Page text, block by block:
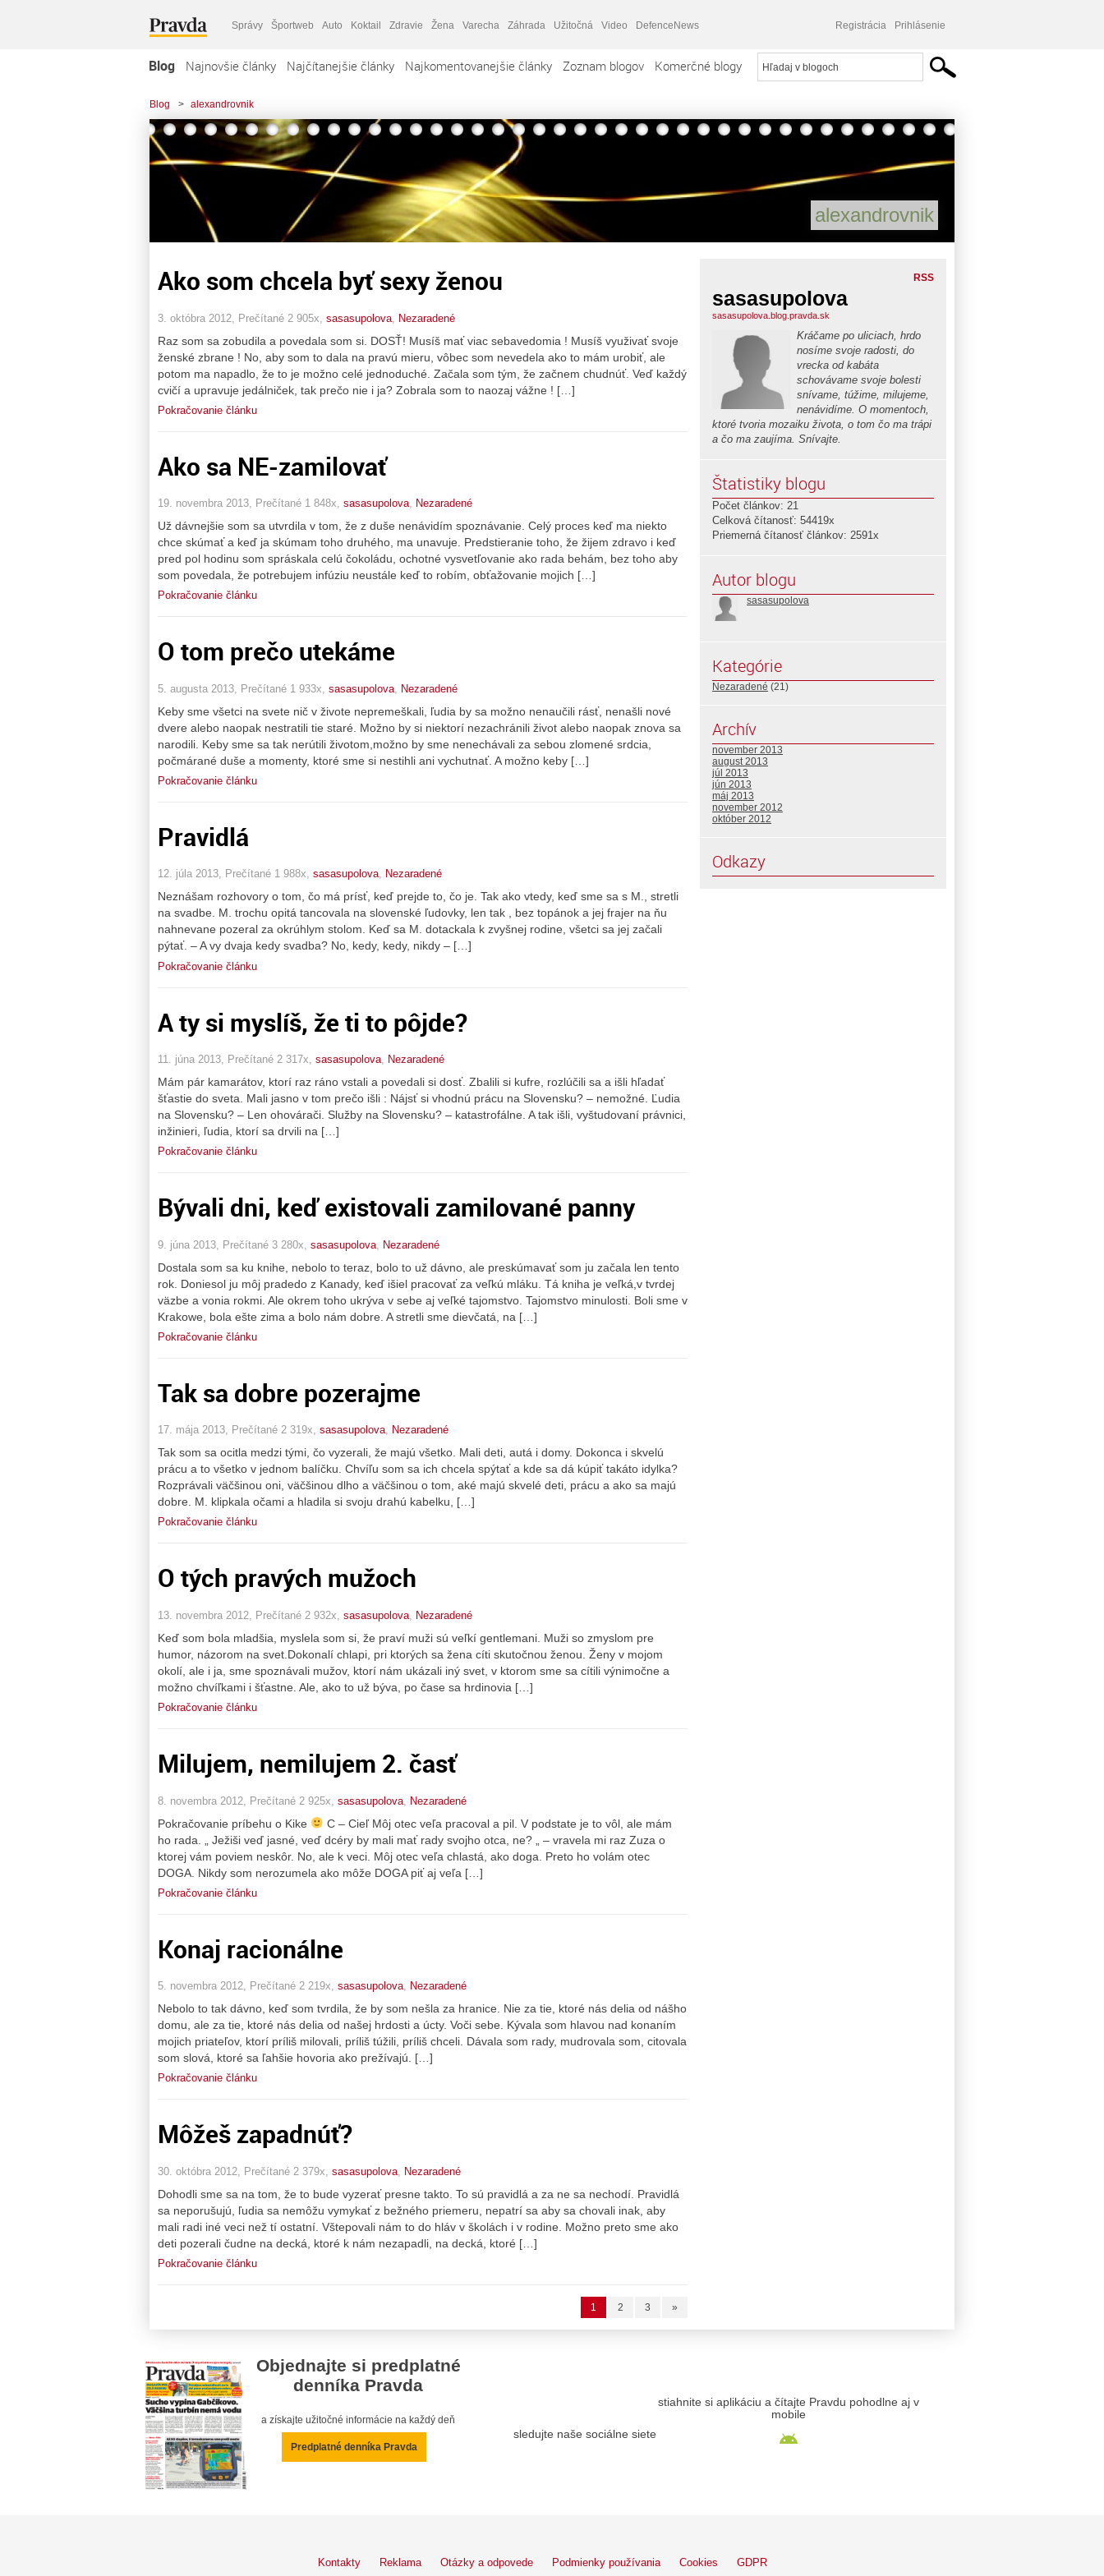
Správy Športweb Auto Koktail Zdravie Žena Varecha Záhrada Užitočná Video DefenceNews Registrácia Prihlásenie
Blog Najnovšie články Najčítanejšie články Najkomentovanejšie články Zoznam blogov Komerčné blogy
Blog > alexandrovnik
alexandrovnik
Ako som chcela byť sexy ženou
3. októbra 2012, Prečítané 2 905x, sasasupolova Nezaradené
Raz som sa zobudila a povedala som si. DOSŤ! Musíš mať viac sebavedomia ! Musíš využivať svoje
ženské zbrane ! No, aby som to dala na pravú mieru, vôbec som nevedela ako to mám urobiť, ale
potom ma napadlo, že to je možno celé jednoduché. Začala som tým, že začnem chudnúť. Veď každý
cvičí a upravuje jedálniček, tak prečo nie i ja? Zobrala som to naozaj vážne ! […]
Pokračovanie článku
Ako sa NE-zamilovať
19. novembra 2013, Prečítané 1 848x, sasasupolova, Nezaradené
Už dávnejšie som sa utvrdila v tom, že z duše nenávidím spoznávanie. Celý proces keď ma niekto
chce skúmať a keď ja skúmam toho druhého, ma unavuje. Predstieranie toho, že žijem zdravo i keď
pred pol hodinu som spráskala celú čokoládu, ochotné vysvetľovanie ako rada behám, bez toho aby
som povedala, že potrebujem infúziu neustále keď to robím, obťažovanie mojich […]
Pokračovanie článku
O tom prečo utekáme
5. augusta 2013, Prečítané 1 933x, sasasupolova Nezaradené
Keby sme všetci na svete nič v živote nepremeškali, ľudia by sa možno nenaučili rásť, nenašli nové
dvere alebo naopak nestratili tie staré. Možno by si niektorí nezachránili život alebo naopak znova sa
narodili. Keby sme sa tak nerútili životom,možno by sme nenechávali za sebou zlomené srdcia,
počmárané duše a momenty, ktoré sme si nestihli ani vychutnať. A možno keby […]
Pokračovanie článku
Pravidlá
12. júla 2013, Prečítané 1 988x, sasasupolova, Nezaradené
Neznášam rozhovory o tom, čo má prísť, keď prejde to, čo je. Tak ako vtedy, keď sme sa s M., stretli
na svadbe. M. trochu opitá tancovala na slovenské ľudovky, len tak , bez topánok a jej frajer na ňu
nahnevane pozeral za okrúhlym stolom. Keď sa M. dotackala k zvyšnej rodine, všetci sa jej začali
pýtať. – A vy dvaja kedy svadba? No, kedy, kedy, nikdy – […]
Pokračovanie článku
A ty si myslíš, že ti to pôjde?
11. júna 2013, Prečítané 2 317x, sasasupolova, Nezaradené
Mám pár kamarátov, ktorí raz ráno vstali a povedali si dosť. Zbalili si kufre, rozlúčili sa a išli hľadať
šťastie do sveta. Mali jasno v tom prečo išli : Nájsť si vhodnú prácu na Slovensku? – nemožné. Ľudia
na Slovensku? – Len ohovárači. Služby na Slovensku? – katastrofálne. A tak išli, vyštudovaní právnici,
inžinieri, ľudia, ktorí sa drvili na […]
Pokračovanie článku
Bývali dni, keď existovali zamilované panny
9. júna 2013, Prečítané 3 280x, sasasupolova Nezaradené
Dostala som sa ku knihe, nebolo to teraz, bolo to už dávno, ale preskúmavať som ju začala len tento
rok. Doniesol ju môj pradedo z Kanady, keď išiel pracovať za veľkú mláku. Tá kniha je veľká,v tvrdej
väzbe a vonia rokmi. Ale okrem toho ukrýva v sebe aj veľké tajomstvo. Tajomstvo minulosti. Boli sme v
Krakowe, bola ešte zima a bolo nám dobre. A stretli sme dievčatá, na […]
Pokračovanie článku
Tak sa dobre pozerajme
17. mája 2013, Prečítané 2 319x, sasasupolova, Nezaradené
Tak som sa ocitla medzi tými, čo vyzerali, že majú všetko. Mali deti, autá i domy. Dokonca i skvelú
prácu a to všetko v jednom balíčku. Chvíľu som sa ich chcela spýtať a kde sa dá kúpiť takáto idylka?
Rozprávali väčšinou oni, väčšinou dlho a väčšinou o tom, aké majú skvelé deti, prácu a ako sa majú
dobre. M. klipkala očami a hladila si svoju drahú kabelku, […]
Pokračovanie článku
O tých pravých mužoch
13. novembra 2012, Prečítané 2 932x, sasasupolova Nezaradené
Keď som bola mladšia, myslela som si, že praví muži sú veľkí gentlemani. Muži so zmyslom pre
humor, názorom na svet.Dokonalí chlapi, pri ktorých sa žena cíti skutočnou ženou. Ženy v mojom
okolí, ale i ja, sme spoznávali mužov, ktorí nám ukázali iný svet, v ktorom sme sa cítili výnimočne a
možno chvíľkami i šťastne. Ale, ako to už býva, po čase sa hrdinovia […]
Pokračovanie článku
Milujem, nemilujem 2. časť
8. novembra 2012, Prečítané 2 925x, sasasupolova Nezaradené
Pokračovanie príbehu o Kike
C – Cieľ Môj otec veľa pracoval a pil. V podstate je to vôl, ale mám
ho rada. „ Ježiši veď jasné, veď dcéry by mali mať rady svojho otca, ne? „ – vravela mi raz Zuza o
ktorej vám poviem neskôr. No, ale k veci. Môj otec veľa chlastá, ako doga. Preto ho volám otec
DOGA. Nikdy som nerozumela ako môže DOGA piť aj veľa […]
Pokračovanie článku
Konaj racionálne
5. novembra 2012, Prečítané 2 219x, sasasupolova, Nezaradené
Nebolo to tak dávno, keď som tvrdila, že by som nešla za hranice. Nie za tie, ktoré nás delia od nášho
domu, ale za tie, ktoré nás delia od našej hrdosti a úcty. Voči sebe. Kývala som hlavou nad konaním
mojich priateľov, ktorí príliš milovali, príliš túžili, príliš chceli. Dávala som rady, mudrovala som, citovala
som slová, ktoré sa ľahšie hovoria ako prežívajú. […]
Pokračovanie článku
Môžeš zapadnúť?
30. októbra 2012, Prečítané 2 379x, sasasupolova Nezaradené
Dohodli sme sa na tom, že to bude vyzerať presne takto. To sú pravidlá a za ne sa nechodí. Pravidlá
sa neporušujú, ľudia sa nemôžu vymykať z bežného priemeru, nepatrí sa aby sa chovali inak, aby
mali radi iné veci než tí ostatní. Vštepovali nám to do hláv v školách i v rodine. Možno preto sme ako
deti pozerali čudne na decká, ktoré k nám nezapadli, na decká, ktoré […]
Pokračovanie článku
1 2 3 »
RSS
sasasupolova
sasasupolova.blog.pravda.sk
Kráčame po uliciach, hrdo
nosíme svoje radosti, do
vrecka od kabáta
schovávame svoje bolesti
snívame, túžime, milujeme,
nenávidíme. O momentoch,
ktoré tvoria mozaiku života, o tom čo ma trápi
a čo ma zaujíma. Snívajte.
Štatistiky blogu
Počet článkov: 21
Celková čítanosť: 54419x
Priemerná čítanosť článkov: 2591x
Autor blogu
sasasupolova
Kategórie
Nezaradené (21)
Archív
november 2013
august 2013
júl 2013
jún 2013
máj 2013
november 2012
október 2012
Odkazy
Objednajte si predplatné
denníka Pravda
a získajte užitočné informácie na každý deň
Predplatné denníka Pravda
sledujte naše sociálne siete
stiahnite si aplikáciu a čítajte Pravdu pohodlne aj v
mobile
Kontakty Reklama Otázky a odpovede Podmienky používania Cookies GDPR